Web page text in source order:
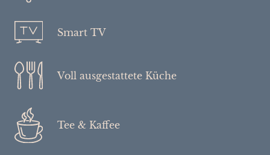
Smart TV
Voll ausgestattete Küche
Tee & Kaffee